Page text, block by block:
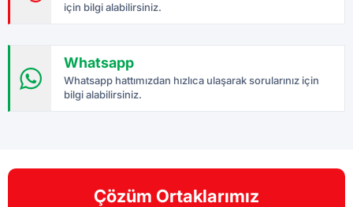
için bilgi alabilirsiniz.
Whatsapp
Whatsapp hattımızdan hızlıca ulaşarak sorularınız için
bilgi alabilirsiniz.
Çözüm Ortaklarımız